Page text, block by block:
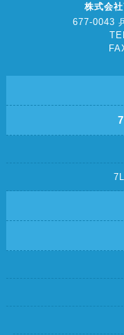
株式会
677-0043